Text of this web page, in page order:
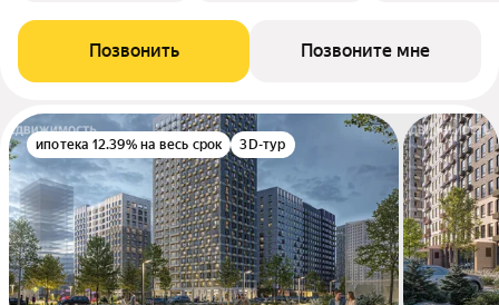
Позвонить Позвоните мне
ипотека 12.39% на весь срок 3D-тур